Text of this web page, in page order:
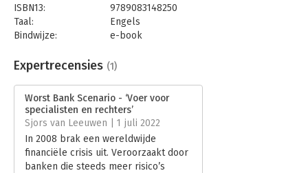
ISBN13:
9789083148250
Taal:
Engels
Bindwijze:
e-book
Bestandsformaat:
epub
Uitgever:
Druk:
2
Verschijningsdatum:
23-8-2024
Hoofdrubriek: Mens en maatschappij
Expertrecensies (1)
Worst Bank Scenario - ‘Voer voor
specialisten en rechters’
Sjors van Leeuwen | 1 juli 2022
In 2008 brak een wereldwijde
financiële crisis uit. Veroorzaakt door
banken die steeds meer risico’s